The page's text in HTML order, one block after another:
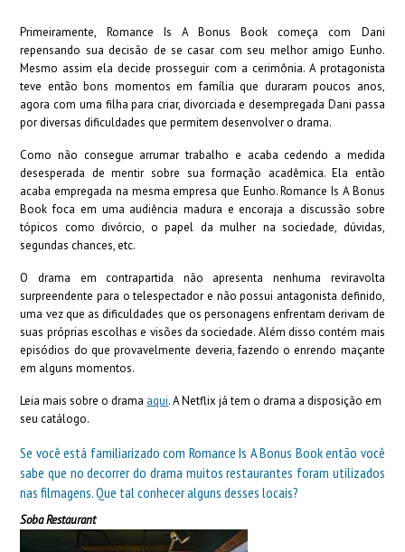
Primeiramente, Romance Is A Bonus Book começa com Dani
repensando sua decisão de se casar com seu melhor amigo Eunho.
Mesmo assim ela decide prosseguir com a cerimônia. A protagonista
teve então bons momentos em família que duraram poucos anos,
agora com uma filha para criar, divorciada e desempregada Dani passa
por diversas dificuldades que permitem desenvolver o drama.
Como não consegue arrumar trabalho e acaba cedendo a medida
desesperada de mentir sobre sua formação acadêmica. Ela então
acaba empregada na mesma empresa que Eunho. Romance Is A Bonus
Book foca em uma audiência madura e encoraja a discussão sobre
tópicos como divórcio, o papel da mulher na sociedade, dúvidas,
segundas chances, etc.
O drama em contrapartida não apresenta nenhuma reviravolta
surpreendente para o telespectador e não possui antagonista definido,
uma vez que as dificuldades que os personagens enfrentam derivam de
suas próprias escolhas e visões da sociedade. Além disso contém mais
episódios do que provavelmente deveria, fazendo o enrendo maçante
em alguns momentos.
Leia mais sobre o drama aqui. A Netflix já tem o drama a disposição em
seu catálogo.
Se você está familiarizado com Romance Is A Bonus Book então você
sabe que no decorrer do drama muitos restaurantes foram utilizados
nas filmagens. Que tal conhecer alguns desses locais?
Soba Restaurant